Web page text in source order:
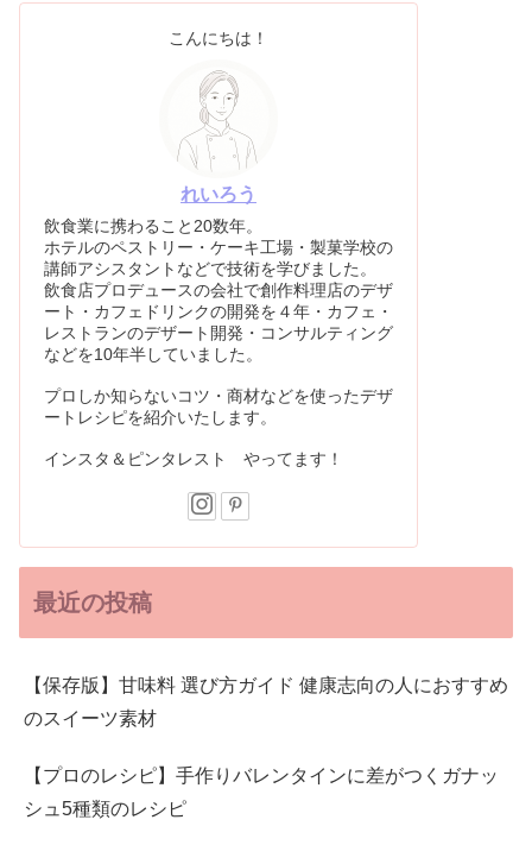
こんにちは！
れいろう
飲食業に携わること20数年。
ホテルのペストリー・ケーキ工場・製菓学校の
講師アシスタントなどで技術を学びました。
飲食店プロデュースの会社で創作料理店のデザ
ート・カフェドリンクの開発を４年・カフェ・
レストランのデザート開発・コンサルティング
などを10年半していました。
プロしか知らないコツ・商材などを使ったデザ
ートレシピを紹介いたします。
インスタ＆ピンタレスト やってます！
最近の投稿
【保存版】甘味料 選び方ガイド 健康志向の人におすすめ
のスイーツ素材
【プロのレシピ】手作りバレンタインに差がつくガナッ
シュ5種類のレシピ